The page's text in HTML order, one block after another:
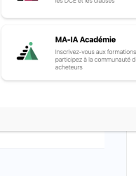
d’un service,
(unique)
formule